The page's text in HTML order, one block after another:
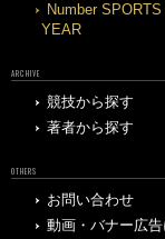
Number
YEAR
ARCHIVE
競技から探す
著者から探す
OTHERS
お問い合わせ
動画・バナー広